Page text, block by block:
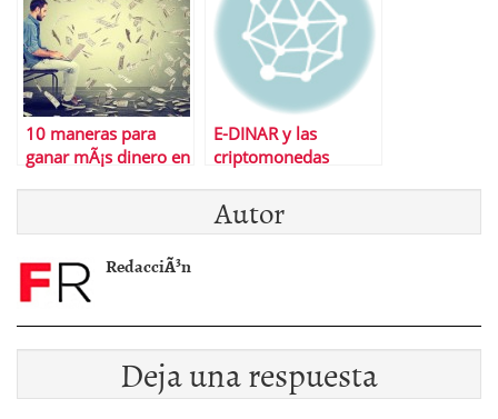
10 maneras para
ganar mÃ¡s dinero en
E-DINAR y las
criptomonedas
Autor
RedacciÃ³n
Deja una respuesta